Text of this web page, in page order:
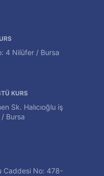
4 Nilüfer / Bursa
KURS
Sk. Halıcıoğlu iş
/ Bursa
Caddesi No: 478-